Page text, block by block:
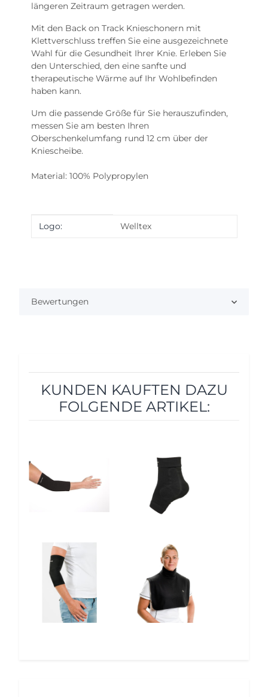
längeren Zeitraum getragen werden.
Mit den Back on Track Knieschonern mit
Klettverschluss treffen Sie eine ausgezeichnete
Wahl für die Gesundheit Ihrer Knie. Erleben Sie
den Unterschied, den eine sanfte und
therapeutische Wärme auf Ihr Wohlbefinden
haben kann.
Um die passende Größe für Sie herauszufinden,
messen Sie am besten Ihren
Oberschenkelumfang rund 12 cm über der
Kniescheibe.
Material: 100% Polypropylen
Produkteigenschaft
Wert
Logo: Welltex
Bewertungen
KUNDEN KAUFTEN DAZU
FOLGENDE ARTIKEL:
12% 12%